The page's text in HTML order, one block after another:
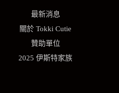
最新消息
關於 Tokki Cutie
贊助單位
2025 伊斯特家族